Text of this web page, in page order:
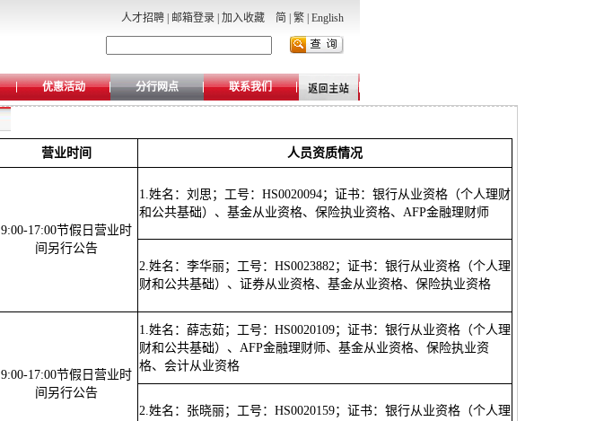
人才招聘 邮箱登录 加入收藏 简 繁 English
优惠活动 分行网点 联系我们
营业时间 人员资质情况
9:00-17:00节假日营业时
间另行公告
1.姓名：刘思；工号：HS0020094；证书：银行从业资格（个人理财
和公共基础）、基金从业资格、保险执业资格、AFP金融理财师
2.姓名：李华丽；工号：HS0023882；证书：银行从业资格（个人理
财和公共基础）、证券从业资格、基金从业资格、保险执业资格
9:00-17:00节假日营业时
间另行公告
1.姓名：薛志茹；工号：HS0020109；证书：银行从业资格（个人理
财和公共基础）、AFP金融理财师、基金从业资格、保险执业资
格、会计从业资格
2.姓名：张晓丽；工号：HS0020159；证书：银行从业资格（个人理